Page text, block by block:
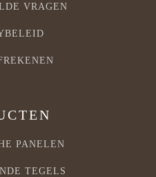
VRAGEN
PANELEN
TEGELS